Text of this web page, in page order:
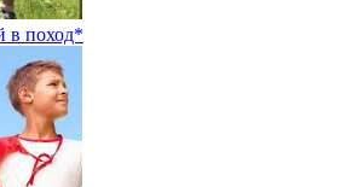
в поход*